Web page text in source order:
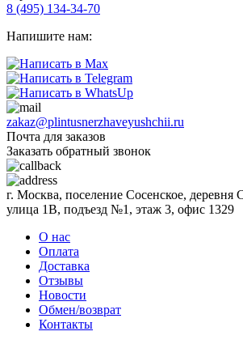
8 (495) 134-34-70
Напишите нам:
zakaz@plintusnerzhaveyushchii.ru
Почта для заказов
Заказать обратный звонок
г. Москва, поселение Сосенское, деревня
улица 1В, подъезд №1, этаж 3, офис 1329
О нас
Оплата
Доставка
Отзывы
Новости
Обмен/возврат
Контакты